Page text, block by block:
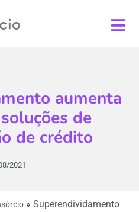
aumenta
de
de crédito
2021
» Superendividamento